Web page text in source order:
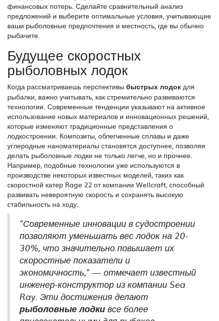
финансовых потерь. Сделайте сравнительный анализ
предложений и выберите оптимальные условия, учитывающие
ваши рыболовные предпочтения и местность, где вы обычно
рыбачите.
Будущее скоростных
рыболовных лодок
Когда рассматриваешь перспективы быстрых лодок для
рыбалки, важно учитывать, как стремительно развиваются
технологии. Современные тенденции указывают на активное
использование новых материалов и инновационных решений,
которые изменяют традиционные представления о
лодкостроении. Композиты, облегченные сплавы и даже
углеродные наноматериалы становятся доступнее, позволяя
делать рыболовные лодки не только легче, но и прочнее.
Например, подобные технологии уже используются в
производстве некоторых известных моделей, таких как
скоростной катер Rage 22 от компании Wellcraft, способный
развивать невероятную скорость и сохранять высокую
стабильность на ходу.
"Современные инновации в судостроении
позволяют уменьшать вес лодок на 20-
30%, что значительно повышает их
скоростные показатели и
экономичность," — отмечает известный
инженер-конструктор из компании Sea
Ray. Эти достижения делают
рыболовные лодки все более